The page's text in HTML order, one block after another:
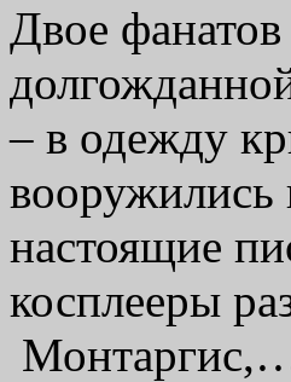
Двое
– в одежду
настоящие
косплееры